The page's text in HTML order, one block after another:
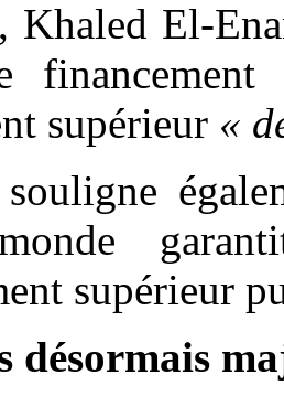
Khaled El-
supérieur «
supérieur
désormais